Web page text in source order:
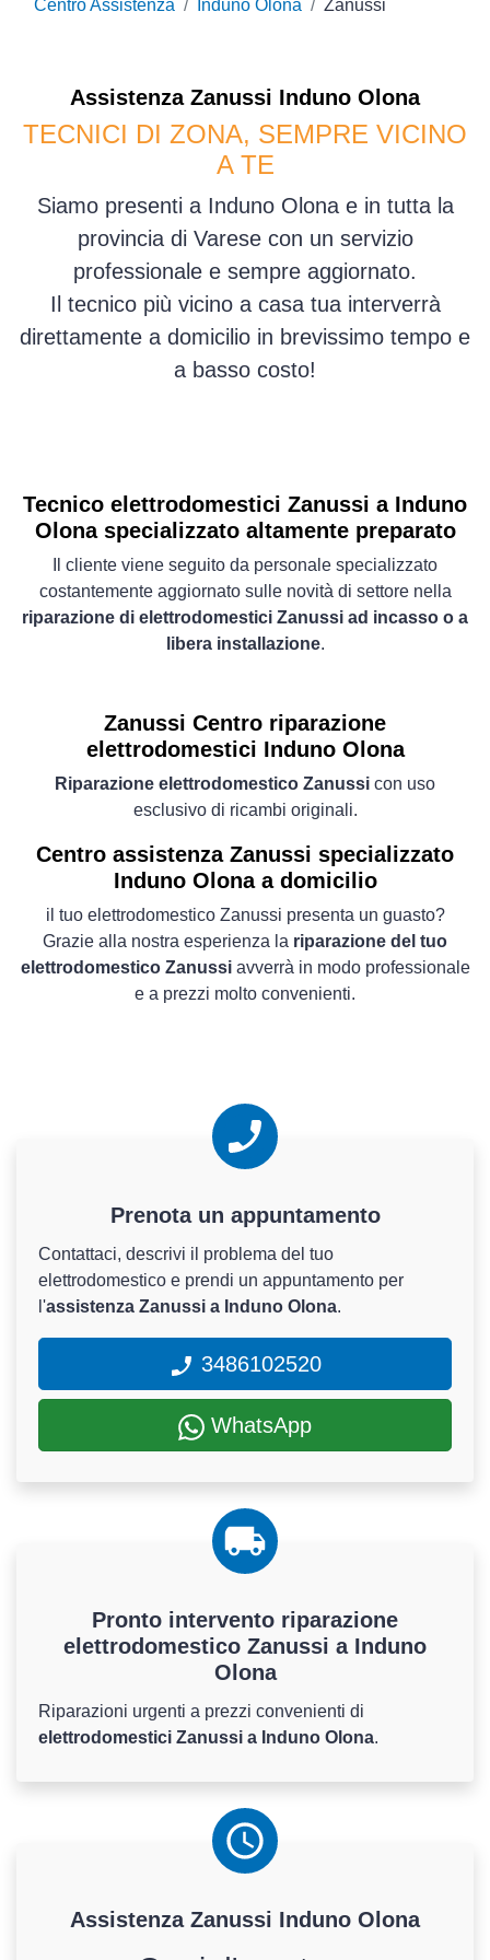
Centro Assistenza Induno Olona Zanussi
Assistenza Zanussi Induno Olona
TECNICI DI ZONA, SEMPRE VICINO
A TE
Siamo presenti a Induno Olona e in tutta la
provincia di Varese con un servizio
professionale e sempre aggiornato.
Il tecnico più vicino a casa tua interverrà
direttamente a domicilio in brevissimo tempo e
a basso costo!
Tecnico elettrodomestici Zanussi a Induno
Olona specializzato altamente preparato
Il cliente viene seguito da personale specializzato
costantemente aggiornato sulle novità di settore nella
riparazione di elettrodomestici Zanussi ad incasso o a
libera installazione.
Zanussi Centro riparazione
elettrodomestici Induno Olona
Riparazione elettrodomestico Zanussi con uso
esclusivo di ricambi originali.
Centro assistenza Zanussi specializzato
Induno Olona a domicilio
il tuo elettrodomestico Zanussi presenta un guasto?
Grazie alla nostra esperienza la riparazione del tuo
elettrodomestico Zanussiavverrà in modo professionale
e a prezzi molto convenienti.
Prenota un appuntamento
Contattaci, descrivi il problema del tuo
elettrodomestico e prendi un appuntamento per
l'assistenza Zanussi a Induno Olona.
3486102520
WhatsApp
Pronto intervento riparazione
elettrodomestico Zanussi a Induno
Olona
Riparazioni urgenti a prezzi convenienti di
elettrodomestici Zanussi a Induno Olona.
Assistenza Zanussi Induno Olona